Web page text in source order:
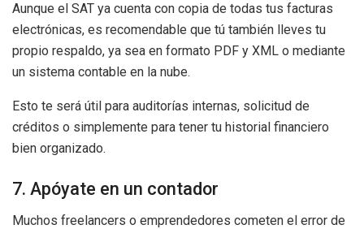
Aunque el SAT ya cuenta con copia de todas tus facturas
electrónicas, es recomendable que tú también lleves tu
propio respaldo, ya sea en formato PDF y XML o mediante
un sistema contable en la nube.
Esto te será útil para auditorías internas, solicitud de
créditos o simplemente para tener tu historial financiero
bien organizado.
7. Apóyate en un contador
Muchos freelancers o emprendedores cometen el error de